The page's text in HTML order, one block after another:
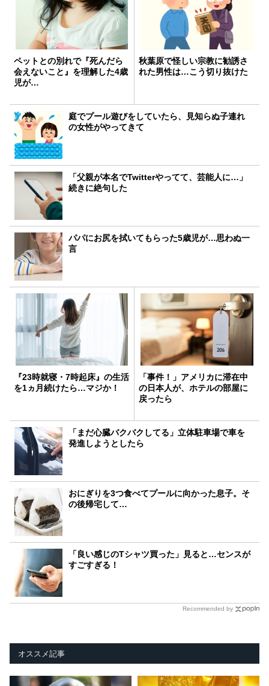
ペットとの別れで『死んだら
会えないこと』を理解した4歳
児が…
秋葉原で怪しい宗教に勧誘さ
れた男性は…こう切り抜けた
庭でプール遊びをしていたら、見知らぬ子連れ
の女性がやってきて
「父親が本名でTwitterやってて、芸能人に…」
続きに絶句した
パパにお尻を拭いてもらった5歳児が…思わぬ一
言
『23時就寝・7時起床』の生活
を1ヵ月続けたら…マジか！
「事件！」アメリカに滞在中
の日本人が、ホテルの部屋に
戻ったら
「まだ心臓バクバクしてる」立体駐車場で車を
発進しようとしたら
おにぎりを3つ食べてプールに向かった息子。そ
の後帰宅して…
「良い感じのTシャツ買った」見ると…センスが
すごすぎる！
Recommended by
オススメ記事